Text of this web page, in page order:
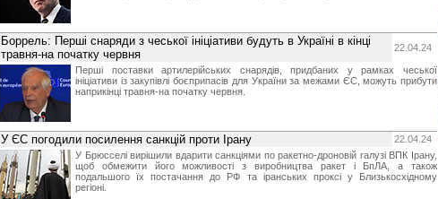
Боррель: Перші снаряди з чеської ініціативи будуть в Україні в кінці
травня-на початку червня
22.04.24
Перші поставки артилерійських снарядів, придбаних у рамках чеської
ініціативи із закупівлі боєприпасів для України за межами ЄС, можуть прибути
наприкінці травня-на початку червня.
У ЄС погодили посилення санкцій проти Ірану
22.04.24
У Брюсселі вирішили вдарити санкціями по ракетно-дроновій галузі ВПК Ірану,
щоб обмежити його можливості з виробництва ракет і БпЛА, а також
подальшого їх постачання до РФ та іранських проксі у Близькосхідному
регіоні.